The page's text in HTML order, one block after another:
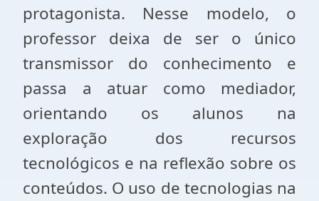
protagonista. Nesse modelo, o
professor deixa de ser o único
transmissor do conhecimento e
passa a atuar como mediador,
orientando os alunos na
exploração dos recursos
tecnológicos e na reflexão sobre os
conteúdos. O uso de tecnologias na